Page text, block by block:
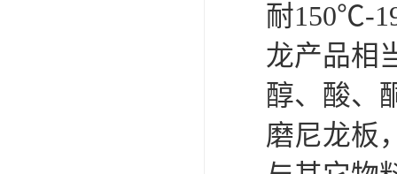
耐150℃-
龙产品相
醇、酸、
磨尼龙板